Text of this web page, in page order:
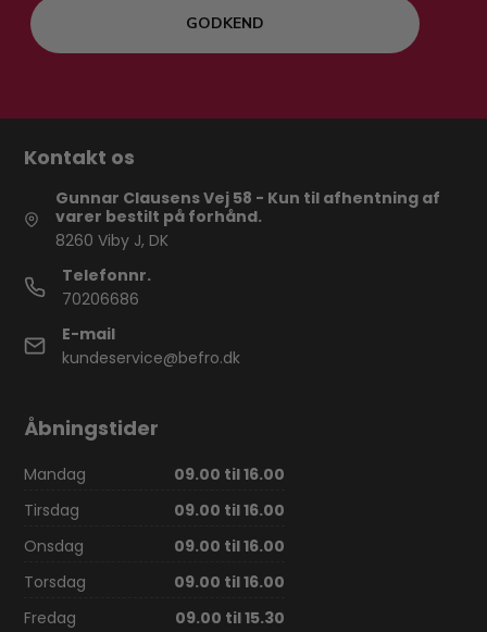
GODKEND
Kontakt os
Gunnar Clausens Vej 58 - Kun til afhentning af
varer bestilt på forhånd.
8260 Viby J, DK
Telefonnr.
70206686
E-mail
kundeservice@befro.dk
Åbningstider
Mandag
09.00 til 16.00
Tirsdag
09.00 til 16.00
Onsdag
09.00 til 16.00
Torsdag
09.00 til 16.00
Fredag
09.00 til 15.30